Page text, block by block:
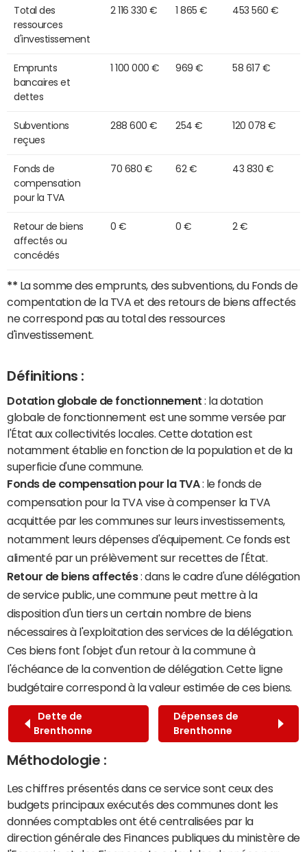
Total des
ressources
d'investissement
2 116 330 € 1 865 € 453 560 €
Emprunts
bancaires et
dettes
1 100 000 € 969 € 58 617 €
Subventions
reçues
288 600 € 254 € 120 078 €
Fonds de
compensation
pour la TVA
70 680 € 62 € 43 830 €
Retour de biens
affectés ou
concédés
0 € 0 € 2 €
** La somme des emprunts, des subventions, du Fonds de
compentation de la TVA et des retours de biens affectés
ne correspond pas au total des ressources
d'investissement.
Définitions :
Dotation globale de fonctionnement : la dotation
globale de fonctionnement est une somme versée par
l'État aux collectivités locales. Cette dotation est
notamment établie en fonction de la population et de la
superficie d'une commune.
Fonds de compensation pour la TVA: le fonds de
compensation pour la TVA vise à compenser la TVA
acquittée par les communes sur leurs investissements,
notamment leurs dépenses d'équipement. Ce fonds est
alimenté par un prélèvement sur recettes de l'État.
Retour de biens affectés: dans le cadre d'une délégation
de service public, une commune peut mettre à la
disposition d'un tiers un certain nombre de biens
nécessaires à l'exploitation des services de la délégation.
Ces biens font l'objet d'un retour à la commune à
l'échéance de la convention de délégation. Cette ligne
budgétaire correspond à la valeur estimée de ces biens.
Dette de
Brenthonne
Dépenses de
Brenthonne
Méthodologie :
Les chiffres présentés dans ce service sont ceux des
budgets principaux exécutés des communes dont les
données comptables ont été centralisées par la
direction générale des Finances publiques du ministère de